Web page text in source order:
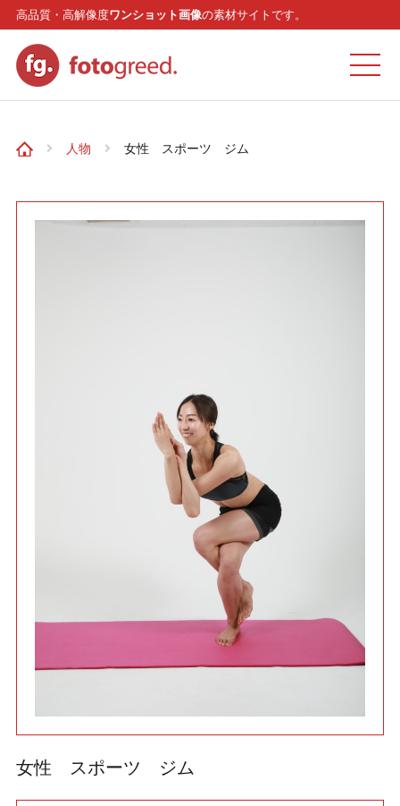
高品質・高解像度ワンショット画像の素材サイトです。
人物 女性 スポーツ ジム
女性 スポーツ ジム